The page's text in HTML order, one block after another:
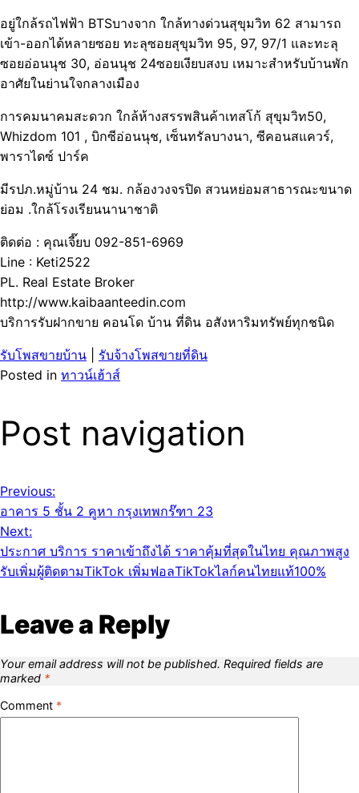
อยู่ใกล้รถไฟฟ้า BTSบางจาก ใกล้ทางด่วนสุขุมวิท 62 สามารถ
เข้า-ออกได้หลายซอย ทะลุซอยสุขุมวิท 95, 97, 97/1 และทะลุ
ซอยอ่อนนุช 30, อ่อนนุช 24ซอยเงียบสงบ เหมาะสำหรับบ้านพัก
อาศัยในย่านใจกลางเมือง
การคมนาคมสะดวก ใกล้ห้างสรรพสินค้าเทสโก้ สุขุมวิท50,
Whizdom 101 , บิกซีอ่อนนุช, เซ็นทรัลบางนา, ซีคอนสแควร์,
พาราไดซ์ ปาร์ค
มีรปภ.หมู่บ้าน 24 ชม. กล้องวงจรปิด สวนหย่อมสาธารณะขนาด
ย่อม .ใกล้โรงเรียนนานาชาติ
ติดต่อ : คุณเจี๊ยบ 092-851-6969
Line : Keti2522
PL. Real Estate Broker
http://www.kaibaanteedin.com
บริการรับฝากขาย คอนโด บ้าน ที่ดิน อสังหาริมทรัพย์ทุกชนิด
รับโพสขายบ้าน
รับจ้างโพสขายที่ดิน
Posted in ทาวน์เฮ้าส์
Post navigation
Previous:
อาคาร 5 ชั้น 2 คูหา กรุงเทพกร๊ฑา 23
Next:
ประกาศ บริการ ราคาเข้าถึงได้ ราคาคุ้มที่สุดในไทย คุณภาพสูง
รับเพิ่มผู้ติดตามTikTok เพิ่มฟอลTikTokไลก์คนไทยแท้100%
Leave a Reply
Your email address will not be published. Required fields are
marked *
Comment *